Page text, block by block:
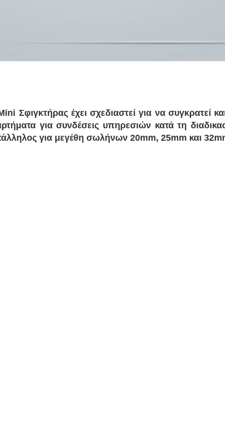
Σφιγκτήρας έχει σχεδιαστεί για να συγκρατεί
για συνδέσεις υπηρεσιών κατά τη
για μεγέθη σωλήνων 20mm, 25mm και